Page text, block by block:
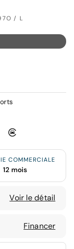
/ L
COMMERCIALE
12 mois
Voir le détail
Financer